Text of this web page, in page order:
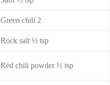
Green chili 2
Rock salt ½ tsp
Red chili powder ½ tsp